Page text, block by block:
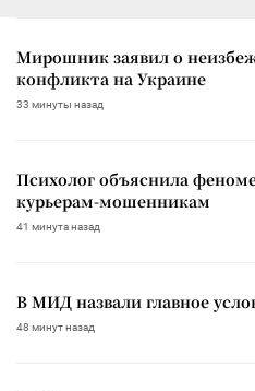
Мирошник заявил о
конфликта на Украине
33 минуты назад
Психолог объяснила
курьерам-мошенникам
41 минута назад
В МИД назвали главное
48 минут назад